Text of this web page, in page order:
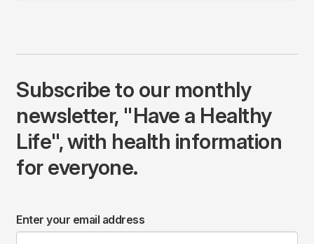
Subscribe to our monthly
newsletter, "Have a Healthy
Life", with health information
for everyone.
Enter your email address